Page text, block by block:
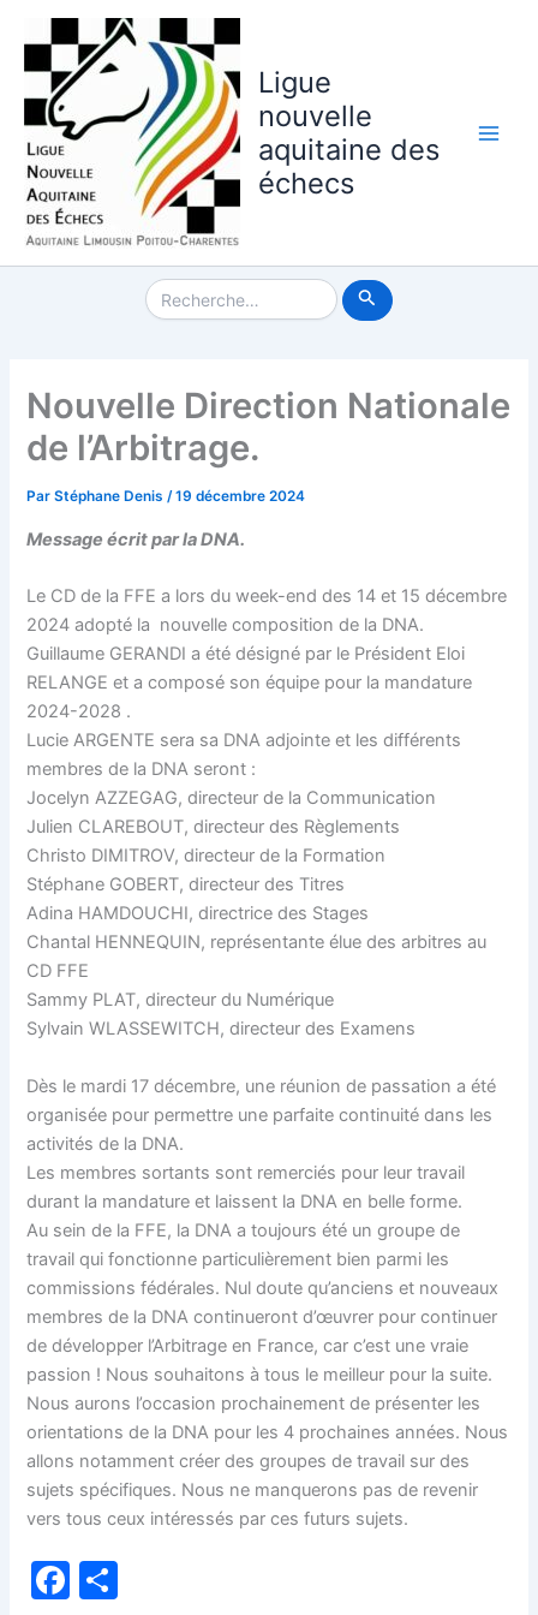
contenu
Ligue
nouvelle
aquitaine des
échecs
Rechercher :
Nouvelle Direction Nationale
de l’Arbitrage.
ParStéphane Denis/19 décembre 2024
Message écrit par la DNA.
Le CD de la FFE a lors du week-end des 14 et 15 décembre
2024 adopté la nouvelle composition de la DNA.
Guillaume GERANDI a été désigné par le Président Eloi
RELANGE et a composé son équipe pour la mandature
2024-2028 .
Lucie ARGENTE sera sa DNA adjointe et les différents
membres de la DNA seront :
Jocelyn AZZEGAG, directeur de la Communication
Julien CLAREBOUT, directeur des Règlements
Christo DIMITROV, directeur de la Formation
Stéphane GOBERT, directeur des Titres
Adina HAMDOUCHI, directrice des Stages
Chantal HENNEQUIN, représentante élue des arbitres au
CD FFE
Sammy PLAT, directeur du Numérique
Sylvain WLASSEWITCH, directeur des Examens
Dès le mardi 17 décembre, une réunion de passation a été
organisée pour permettre une parfaite continuité dans les
activités de la DNA.
Les membres sortants sont remerciés pour leur travail
durant la mandature et laissent la DNA en belle forme.
Au sein de la FFE, la DNA a toujours été un groupe de
travail qui fonctionne particulièrement bien parmi les
commissions fédérales. Nul doute qu’anciens et nouveaux
membres de la DNA continueront d’œuvrer pour continuer
de développer l’Arbitrage en France, car c’est une vraie
passion ! Nous souhaitons à tous le meilleur pour la suite.
Nous aurons l’occasion prochainement de présenter les
orientations de la DNA pour les 4 prochaines années. Nous
allons notamment créer des groupes de travail sur des
sujets spécifiques. Nous ne manquerons pas de revenir
vers tous ceux intéressés par ces futurs sujets.
F